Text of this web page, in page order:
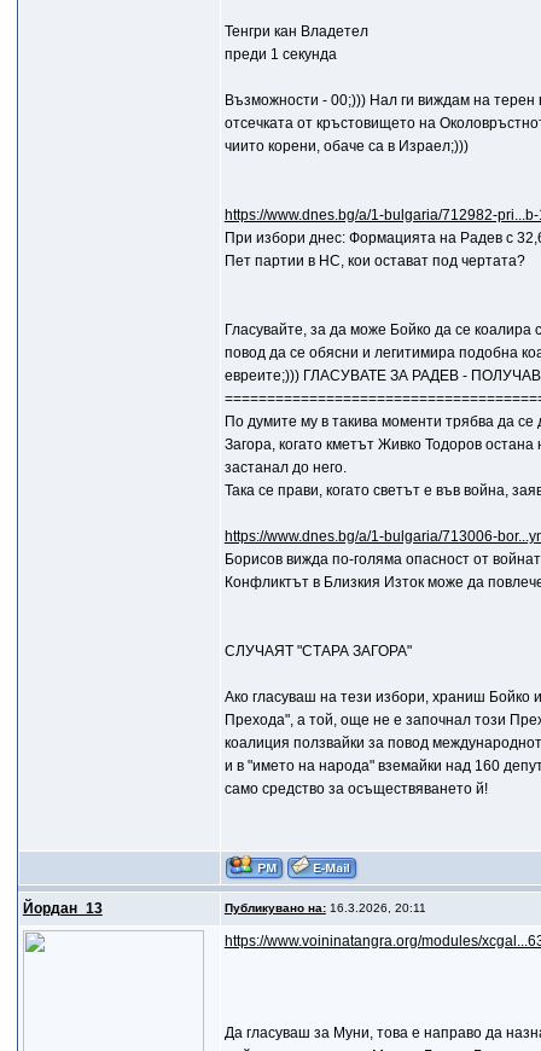
Тенгри кан Владетел
преди 1 секунда
Възможности - 00;))) Нал ги виждам на
отсечката от кръстовището на
чиито корени, обаче са в Израел;)))
https://www.dnes.bg/a/1-bulgaria/712982-
При избори днес: Формацията на Радев с
Пет партии в НС, кои остават под чертата?
Гласувайте, за да може Бойко да се
повод да се обясни и легитимира подобна
евреите;))) ГЛАСУВАТЕ ЗА РАДЕВ -
По думите му в такива моменти трябва да
Загора, когато кметът Живко Тодоров
застанал до него.
Така се прави, когато светът е във война,
https://www.dnes.bg/a/1-bulgaria/713006-
Борисов вижда по-голяма опасност от
Конфликтът в Близкия Изток може да
СЛУЧАЯТ "СТАРА ЗАГОРА"
Ако гласуваш на тези избори, храниш Бойко
Прехода", а той, още не е започнал този
коалиция ползвайки за повод
и в "името на народа" вземайки над 160
само средство за осъществяването й!
Йордан_13 Публикувано на:16.3.2026, 20:11
https://www.voininatangra.org/modules/
Да гласуваш за Муни, това е направо да